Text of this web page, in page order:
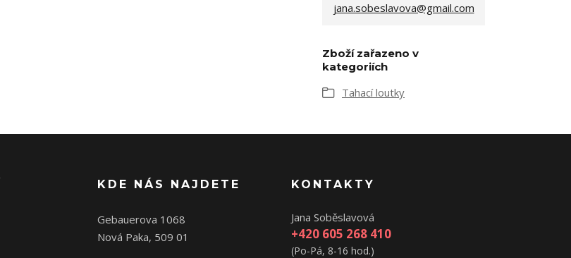
jana.sobeslavova@gmail.com
Zboží zařazeno v
kategoriích
Tahací loutky
KDE NÁS NAJDETE
Gebauerova 1068
Nová Paka, 509 01
KONTAKTY
Jana Soběslavová
+420 605 268 410
(Po-Pá, 8-16 hod.)